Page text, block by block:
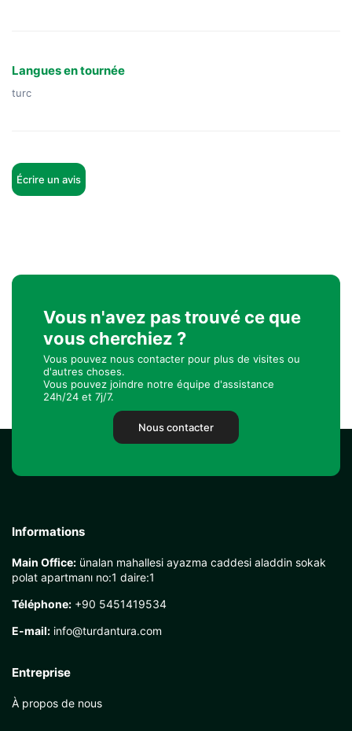
Langues en tournée
turc
Écrire un avis
Vous n'avez pas trouvé ce que
vous cherchiez ?
Vous pouvez nous contacter pour plus de visites ou
d'autres choses.
Vous pouvez joindre notre équipe d'assistance
24h/24 et 7j/7.
Nous contacter
Informations
Main Office: ünalan mahallesi ayazma caddesi aladdin sokak
polat apartmanı no:1 daire:1
Téléphone: +90 5451419534
E-mail: info@turdantura.com
Entreprise
À propos de nous